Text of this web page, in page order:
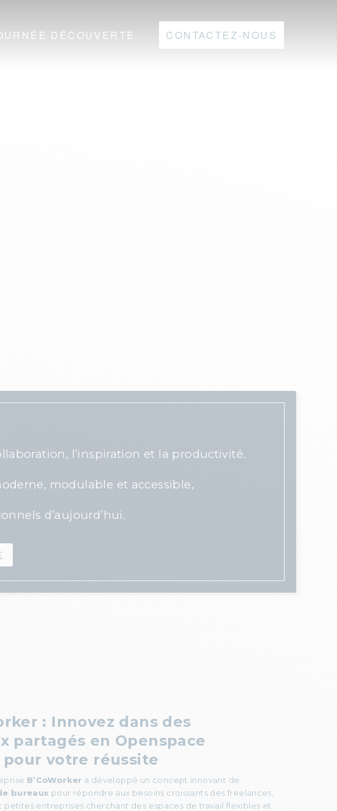
DÉCOUVERTE CONTACTEZ-NOUS
l’inspiration et la productivité.
modulable et accessible,
d’aujourd’hui.
: Innovez dans des
partagés en Openspace
pour votre réussite
B’CoWorker a développé un concept innovant de
bureaux pour répondre aux besoins croissants des freelances,
petites entreprises cherchant des espaces de travail flexibles et